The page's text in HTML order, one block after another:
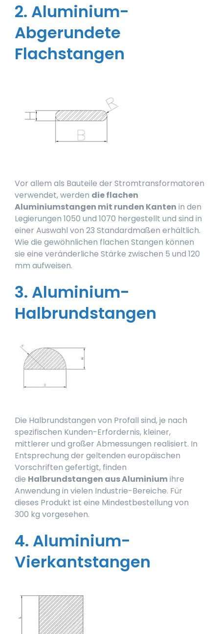
2. Aluminium-
Abgerundete
Flachstangen
Vor allem als Bauteile der Stromtransformatoren
verwendet, werden die flachen
Aluminiumstangen mit runden Kanten in den
Legierungen 1050 und 1070 hergestellt und sind in
einer Auswahl von 23 Standardmaßen erhältlich.
Wie die gewöhnlichen flachen Stangen können
sie eine veränderliche Stärke zwischen 5 und 120
mm aufweisen.
3. Aluminium-
Halbrundstangen
Die Halbrundstangen von Profall sind, je nach
spezifischen Kunden-Erfordernis, kleiner,
mittlerer und großer Abmessungen realisiert. In
Entsprechung der geltenden europäischen
Vorschriften gefertigt, finden
die Halbrundstangen aus Aluminiumihre
Anwendung in vielen Industrie-Bereiche. Für
dieses Produkt ist eine Mindestbestellung von
300 kg vorgesehen.
4. Aluminium-
Vierkantstangen